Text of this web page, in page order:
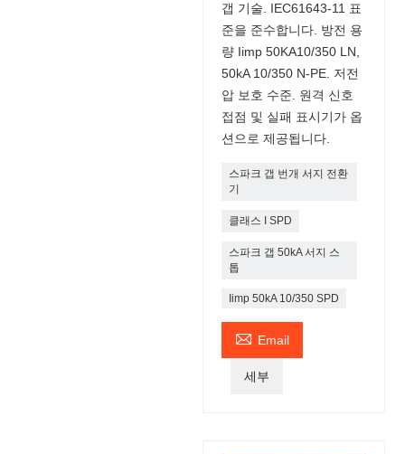
갭 기술. IEC61643-11 표
준을 준수합니다. 방전 용
량 Iimp 50KA10/350 LN,
50kA 10/350 N-PE. 저전
압 보호 수준. 원격 신호
접점 및 실패 표시기가 옵
션으로 제공됩니다.
스파크 갭 번개 서지 전환
기
클래스 I SPD
스파크 갭 50kA 서지 스
톱
Iimp 50kA 10/350 SPD
 Email
세부